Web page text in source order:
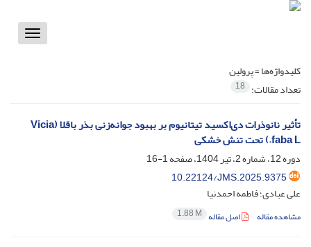
Toggle
کلیدواژه‌ها =پرولین
تعداد مقالات: 18
تأثیر نانوذرات دی‌اکسید تیتانیوم بر بهبود جوانه‌زنی بذر باقلا (Vicia
faba L.) تحت تنش خشکی
دوره 12، شماره 2، تیر 1404، صفحه
1-16
10.22124/JMS.2025.9375
علی عبادی؛ فاطمه احمدنیا
مشاهده مقاله اصل مقاله 1.88 M